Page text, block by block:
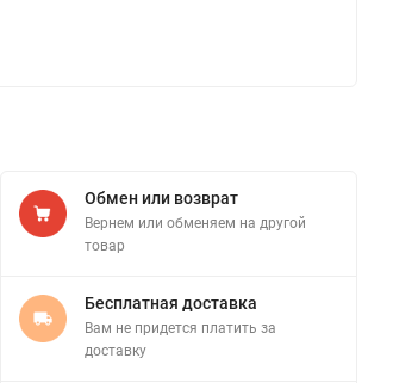
Обмен или возврат
Вернем или обменяем на другой
товар
Бесплатная доставка
Вам не придется платить за
доставку